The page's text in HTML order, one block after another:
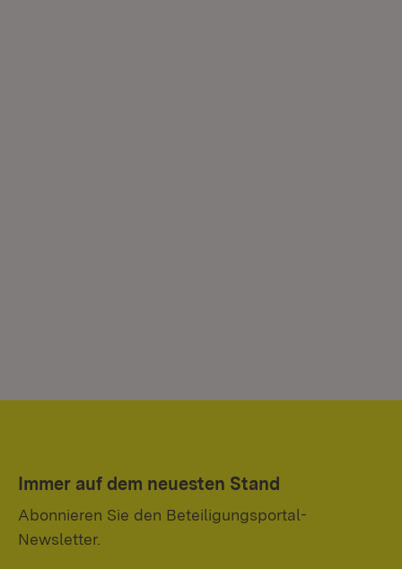
Immer auf dem neuesten Stand
Abonnieren Sie den Beteiligungsportal-
Newsletter.